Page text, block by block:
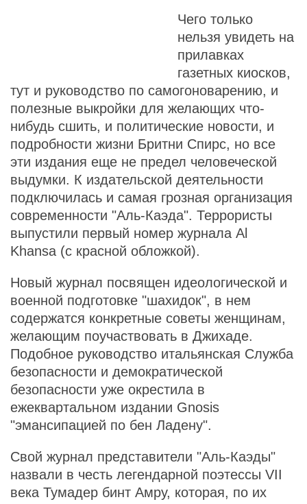
Чего только
нельзя увидеть на
прилавках
газетных киосков,
тут и руководство по самогоноварению, и
полезные выкройки для желающих что-
нибудь сшить, и политические новости, и
подробности жизни Бритни Спирс, но все
эти издания еще не предел человеческой
выдумки. К издательской деятельности
подключилась и самая грозная организация
современности "Аль-Каэда". Террористы
выпустили первый номер журнала Al
Khansa (с красной обложкой).
Новый журнал посвящен идеологической и
военной подготовке "шахидок", в нем
содержатся конкретные советы женщинам,
желающим поучаствовать в Джихаде.
Подобное руководство итальянская Служба
безопасности и демократической
безопасности уже окрестила в
ежеквартальном издании Gnosis
"эмансипацией по бен Ладену".
Свой журнал представители "Аль-Каэды"
назвали в честь легендарной поэтессы VII
века Тумадер бинт Амру, которая, по их